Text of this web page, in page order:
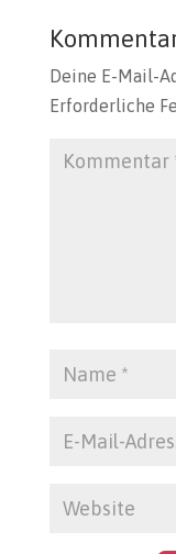
Deine E-Mail-
Erforderliche